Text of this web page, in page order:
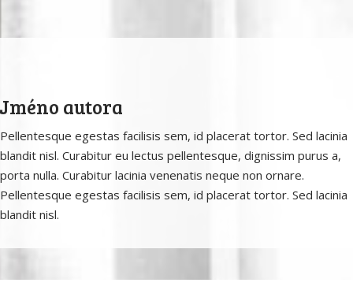
autora
Pellentesque egestas facilisis sem, id placerat tortor. Sed lacinia
blandit nisl. Curabitur eu lectus pellentesque, dignissim purus a,
porta nulla. Curabitur lacinia venenatis neque non ornare.
Pellentesque egestas facilisis sem, id placerat tortor. Sed lacinia
blandit nisl.